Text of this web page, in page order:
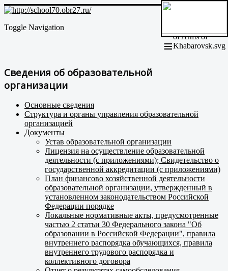
Toggle Navigation
≡
Сведения об образовательной
организации
Основные сведения
Структура и органы управления образовательной
организацией
Документы
Устав образовательной организации
Лицензия на осуществление образовательной
деятельности (с приложениями); Свидетельство о
государственной аккредитации (с приложениями)
План финансово хозяйственной деятельности
образовательной организации, утвержденный в
установленном законодательством Российской
Федерации порядке
Локальные нормативные акты, предусмотренные
частью 2 статьи 30 Федерального закона "Об
образовании в Российской Федерации", правила
внутреннего распорядка обучающихся, правила
внутреннего трудового распорядка и
коллективного договора